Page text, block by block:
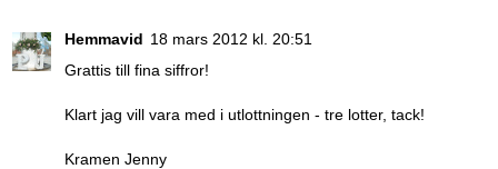
Hemmavid 18 mars 2012 kl. 20:51
Grattis till fina siffror!
Klart jag vill vara med i utlottningen - tre lotter, tack!
Kramen Jenny